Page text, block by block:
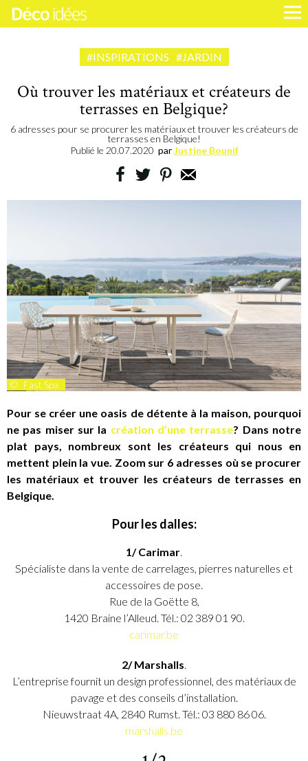
#INSPIRATIONS #JARDIN
Où trouver les matériaux et créateurs de
terrasses en Belgique?
6 adresses pour se procurer les matériaux et trouver les créateurs de
terrasses en Belgique!
Publié le 20.07.2020 parJustine Bounif
© Fast Spa
Pour se créer une oasis de détente à la maison, pourquoi
ne pas miser sur la création d’une terrasse? Dans notre
plat pays, nombreux sont les créateurs qui nous en
mettent plein la vue. Zoom sur 6 adresses où se procurer
les matériaux et trouver les créateurs de terrasses en
Belgique.
Pour les dalles:
1/ Carimar.
Spécialiste dans la vente de carrelages, pierres naturelles et
accessoires de pose.
Rue de la Goëtte 8,
1420 Braine l’Alleud. Tél.: 02 389 01 90.
carimar.be
2/ Marshalls.
L’entreprise fournit un design professionnel, des matériaux de
pavage et des conseils d’installation.
Nieuwstraat 4A, 2840 Rumst. Tél.: 03 880 86 06.
marshalls.be